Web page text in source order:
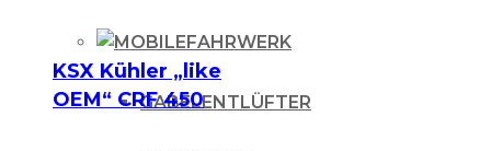
FAHRWERK
GABELENTLÜFTER
KSX Kühler „like
OEM“ CRF 450